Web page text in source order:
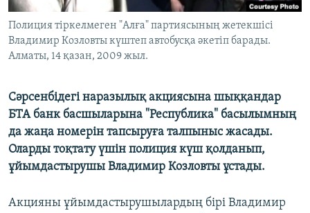
Полиция тіркелмеген "Алға" партиясының жетекшісі
Владимир Козловты күштеп автобусқа әкетіп барады.
Алматы, 14 қазан, 2009 жыл.
Сәрсенбідегі наразылық акциясына шыққандар
БТА банк басшыларына "Республика" басылымның
да жаңа номерін тапсыруға талпыныс жасады.
Оларды тоқтату үшін полиция күш қолданып,
ұйымдастырушы Владимир Козловты ұстады.
Акцияны ұйымдастырушылардың бірі Владимир